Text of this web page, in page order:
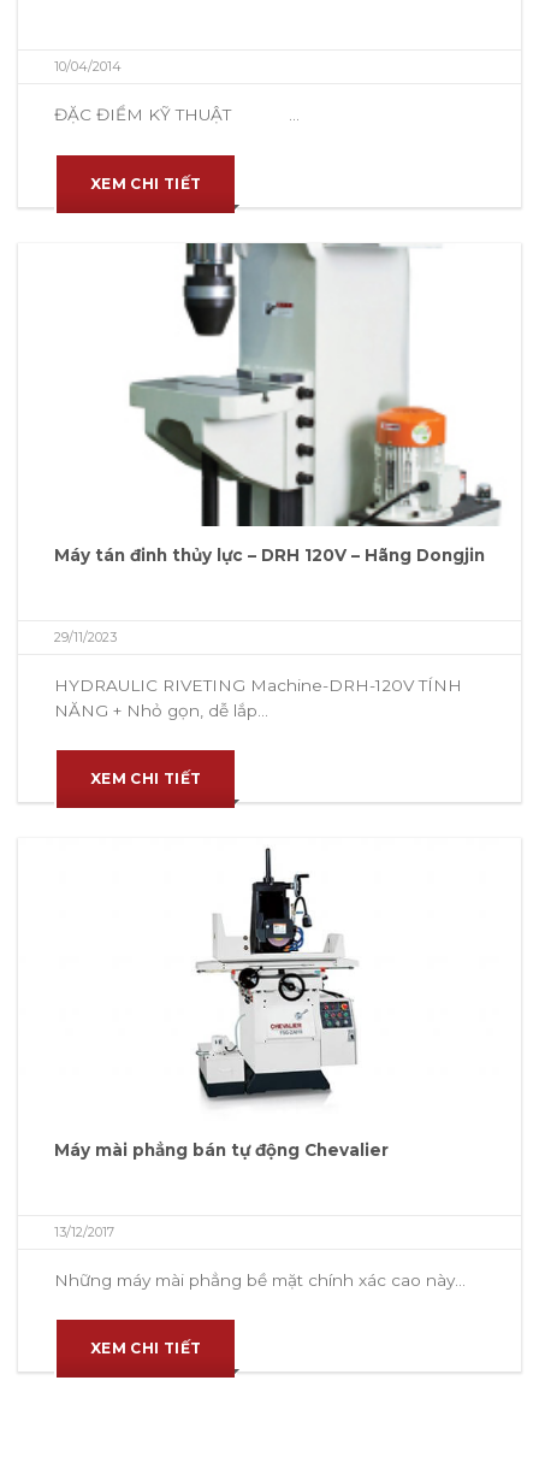
10/04/2014
ĐẶC ĐIỂM KỸ THUẬT ...
XEM CHI TIẾT
Máy tán đinh thủy lực – DRH 120V – Hãng Dongjin
29/11/2023
HYDRAULIC RIVETING Machine-DRH-120V TÍNH
NĂNG + Nhỏ gọn, dễ lắp...
XEM CHI TIẾT
Máy mài phẳng bán tự động Chevalier
13/12/2017
Những máy mài phẳng bề mặt chính xác cao này...
XEM CHI TIẾT